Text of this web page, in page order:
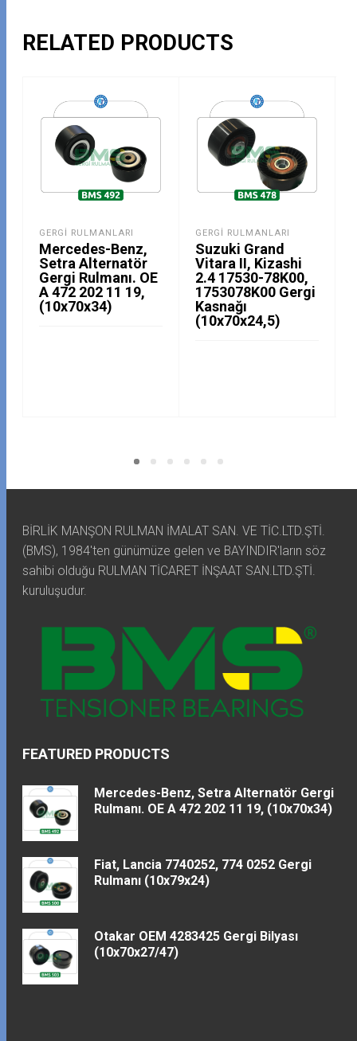
RELATED PRODUCTS
GERGI RULMANLARI
Mercedes-Benz,
Setra Alternatör
Gergi Rulmanı. OE
A 472 202 11 19,
(10x70x34)
GERGI RULMANLARI
Suzuki Grand
Vitara II, Kizashi
2.4 17530-78K00,
1753078K00 Gergi
Kasnağı
(10x70x24,5)
BİRLİK MANŞON RULMAN İMALAT SAN. VE TİC.LTD.ŞTİ.
(BMS), 1984'ten günümüze gelen ve BAYINDIR'ların söz
sahibi olduğu RULMAN TİCARET İNŞAAT SAN.LTD.ŞTİ.
kuruluşudur.
FEATURED PRODUCTS
Mercedes-Benz, Setra Alternatör Gergi
Rulmanı. OE A 472 202 11 19, (10x70x34)
Fiat, Lancia 7740252, 774 0252 Gergi
Rulmanı (10x79x24)
Otakar OEM 4283425 Gergi Bilyası
(10x70x27/47)